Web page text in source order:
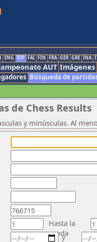
ENG ESP FAI FIN FRA GER GRE INA
AUT Imágenes
Búsqueda de
de Chess Results
y minúsculas. Al
Hasta la
ronda
y